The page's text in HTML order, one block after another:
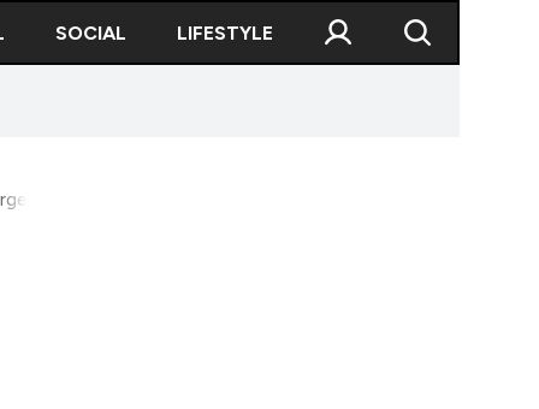
SOCIAL LIFESTYLE
din primul tur